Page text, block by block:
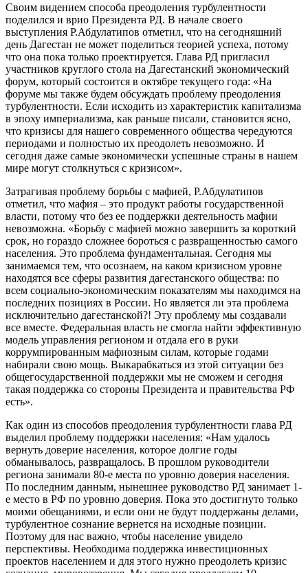
Своим видением способа преодоления турбулентности
поделился и врио Президента РД. В начале своего
выступления Р.Абдулатипов отметил, что на сегодняшний
день Дагестан не может поделиться теорией успеха, потому
что она пока только проектируется. Глава РД пригласил
участников круглого стола на Дагестанский экономический
форум, который состоится в октябре текущего года: «На
форуме мы также будем обсуждать проблему преодоления
турбулентности. Если исходить из характеристик капитализма
в эпоху империализма, как раньше писали, становится ясно,
что кризисы для нашего современного общества чередуются
периодами и полностью их преодолеть невозможно. И
сегодня даже самые экономически успешные страны в нашем
мире могут столкнуться с кризисом».
Затрагивая проблему борьбы с мафией, Р.Абдулатипов
отметил, что мафия – это продукт работы государственной
власти, потому что без ее поддержки деятельность мафии
невозможна. «Борьбу с мафией можно завершить за короткий
срок, но гораздо сложнее бороться с развращенностью самого
населения. Это проблема фундаментальная. Сегодня мы
занимаемся тем, что осознаем, на каком кризисном уровне
находятся все сферы развития дагестанского общества: по
всем социально-экономическим показателям мы находимся на
последних позициях в России. Но является ли эта проблема
исключительно дагестанской?! Эту проблему мы создавали
все вместе. Федеральная власть не смогла найти эффективную
модель управления регионом и отдала его в руки
коррумпированным мафиозным силам, которые годами
набирали свою мощь. Выкарабкаться из этой ситуации без
общегосударственной поддержки мы не сможем и сегодня
такая поддержка со стороны Президента и правительства РФ
есть».
Как один из способов преодоления турбулентности глава РД
выделил проблему поддержки населения: «Нам удалось
вернуть доверие населения, которое долгие годы
обманывалось, развращалось. В прошлом руководители
региона занимали 80-е места по уровню доверия населения.
По последним данным, нынешнее руководство РД занимает 1-
е место в РФ по уровню доверия. Пока это достигнуто только
моими обещаниями, и если они не будут поддержаны делами,
турбулентное сознание вернется на исходные позиции.
Поэтому для нас важно, чтобы население увидело
перспективы. Необходима поддержка инвестиционных
проектов населением и для этого нужно преодолеть кризис